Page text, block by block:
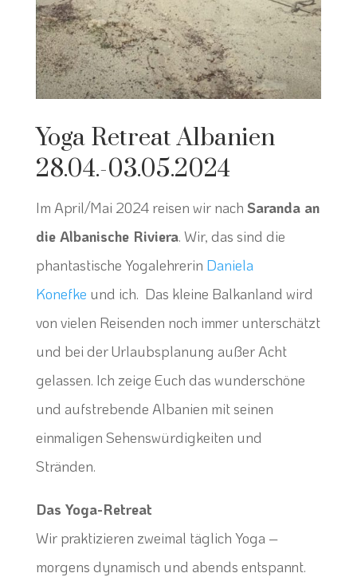
Yoga Retreat Albanien
28.04.-03.05.2024
Im April/Mai 2024 reisen wir nach Saranda an
die Albanische Riviera. Wir, das sind die
phantastische Yogalehrerin Daniela
Konefke und ich. Das kleine Balkanland wird
von vielen Reisenden noch immer unterschätzt
und bei der Urlaubsplanung außer Acht
gelassen. Ich zeige Euch das wunderschöne
und aufstrebende Albanien mit seinen
einmaligen Sehenswürdigkeiten und
Stränden.
Das Yoga-Retreat
Wir praktizieren zweimal täglich Yoga –
morgens dynamisch und abends entspannt.